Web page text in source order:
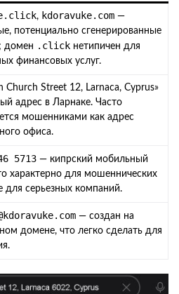
, kdoravuke.com —
потенциально сгенерированные
домен .click нетипичен для
финансовых услуг.
Church Street 12, Larnaca, Cyprus»
адрес в Ларнаке. Часто
мошенниками как адрес
офиса.
5713 — кипрский мобильный
характерно для мошеннических
для серьезных компаний.
— создан на
домене, что легко сделать для